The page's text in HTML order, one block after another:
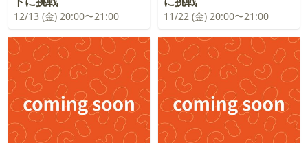
12/13 (金) 20:00〜21:00 11/22 (金) 20:00〜21:00